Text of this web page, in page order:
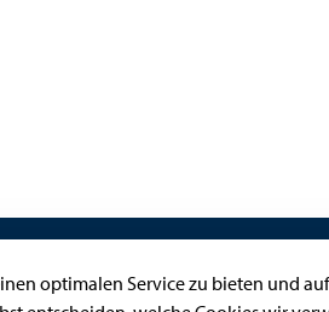
optimalen Service zu bieten und